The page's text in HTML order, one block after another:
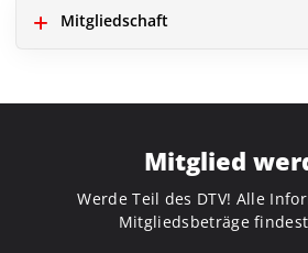
Mitgliedschaft
Mitglied
Werde Teil des DTV! Alle
Mitgliedsbeträge